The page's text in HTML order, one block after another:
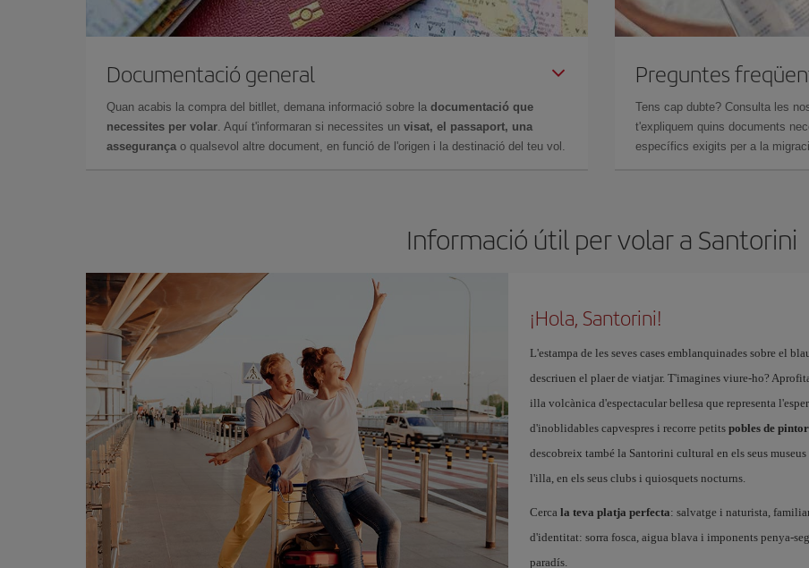
Documentació general
Quan acabis la compra del bitllet, demana informació sobre la documentació que
necessites per volar. Aquí t'informaran si necessites un visat, el passaport, una
assegurança o qualsevol altre document, en funció de l'origen i la destinació del teu vol.
Preguntes
Tens cap dubte? Consulta les
t'expliquem quins documents
específics exigits per a la
Informació útil per volar a Santorini
¡Hola, Santorini!
L'estampa de les seves cases emblanquinades sobre el
descriuen el plaer de viatjar. T'imagines viure-ho?
illa volcànica d'espectacular bellesa que representa
d'inoblidables capvespres i recorre petits pobles de
descobreix també la Santorini cultural en els seus museus
l'illa, en els seus clubs i quiosquets nocturns.
Cerca la teva platja perfecta: salvatge i naturista,
d'identitat: sorra fosca, aigua blava i imponents penya-
paradís.